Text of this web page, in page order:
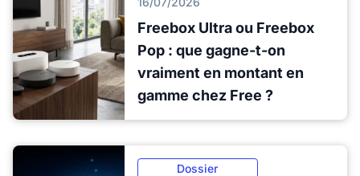
Freebox Ultra ou Freebox
Pop : que gagne-t-on
vraiment en montant en
gamme chez Free ?
Dossier